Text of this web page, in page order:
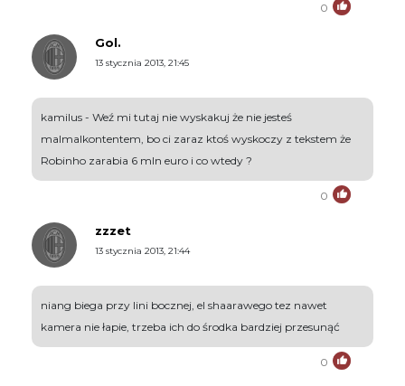
0
Gol.
13 stycznia 2013, 21:45
kamilus - Weź mi tutaj nie wyskakuj że nie jesteś
malmalkontentem, bo ci zaraz ktoś wyskoczy z tekstem że
Robinho zarabia 6 mln euro i co wtedy ?
0
zzzet
13 stycznia 2013, 21:44
niang biega przy lini bocznej, el shaarawego tez nawet
kamera nie łapie, trzeba ich do środka bardziej przesunąć
0